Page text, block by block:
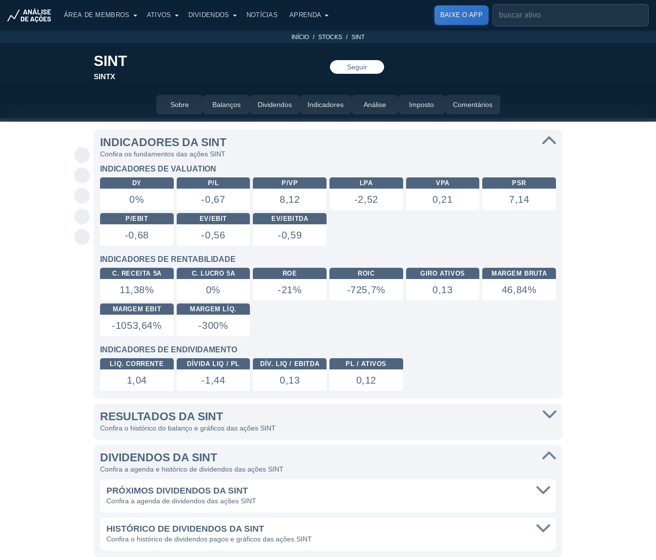
ÁREA DE MEMBROS ATIVOS DIVIDENDOS NOTÍCIAS APRENDA BAIXE O APP
INÍCIO STOCKS SINT
SINT
SINTX
Seguir
Sobre Balanços Dividendos Indicadores Análise Imposto Comentários
INDICADORES DA SINT
Confira os fundamentos das ações SINT
INDICADORES DE VALUATION
DY
0%
P/L
-0,67
P/VP
8,12
LPA
-2,52
VPA
0,21
PSR
7,14
P/EBIT
-0,68
EV/EBIT
-0,56
EV/EBITDA
-0,59
INDICADORES DE RENTABILIDADE
C. RECEITA 5A
11,38%
C. LUCRO 5A
0%
ROE
-21%
ROIC
-725,7%
GIRO ATIVOS
0,13
MARGEM BRUTA
46,84%
MARGEM EBIT
-1053,64%
MARGEM LÍQ.
-300%
INDICADORES DE ENDIVIDAMENTO
LIQ. CORRENTE
1,04
DÍVIDA LIQ / PL
-1,44
DÍV. LIQ / EBITDA
0,13
PL / ATIVOS
0,12
RESULTADOS DA SINT
Confira o histórico do balanço e gráficos das ações SINT
DIVIDENDOS DA SINT
Confira a agenda e histórico de dividendos das ações SINT
PRÓXIMOS DIVIDENDOS DA SINT
Confira a agenda de dividendos das ações SINT
HISTÓRICO DE DIVIDENDOS DA SINT
Confira o histórico de dividendos pagos e gráficos das ações SINT